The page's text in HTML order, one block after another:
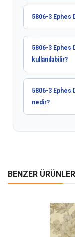
5806-3 Ephes
5806-3 Ephes
kullanılabilir?
5806-3 Ephes
nedir?
BENZER ÜRÜNLER